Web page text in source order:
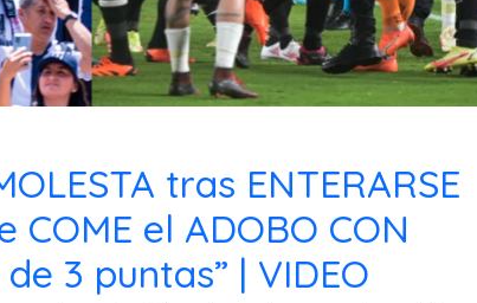
tras ENTERARSE
COME el ADOBO CON
3 puntas” | VIDEO